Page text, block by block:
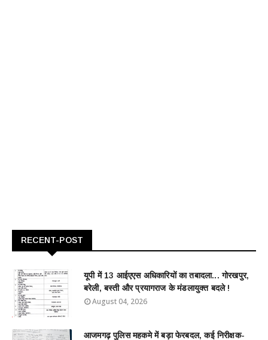
RECENT-POST
यूपी में 13 आईएएस अधिकारियों का तबादला... गोरखपुर,
बरेली, बस्ती और प्रयागराज के मंडलायुक्त बदले !
August 04, 2026
आजमगढ़ पुलिस महकमे में बड़ा फेरबदल, कई निरीक्षक-